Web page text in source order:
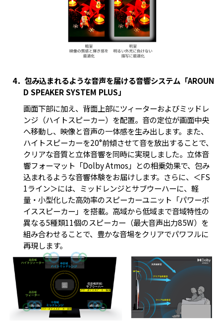
4．包み込まれるような音声を届ける音響システム「AROUN
D SPEAKER SYSTEM PLUS」
画面下部に加え、背面上部にツィーターおよびミッドレ
ンジ（ハイトスピーカー）を配置。音の定位が画面中央
へ移動し、映像と音声の一体感を生み出します。また、
ハイトスピーカーを20°前傾させて音を放出することで、
クリアな音質と立体音響を同時に実現しました。立体音
響フォーマット「Dolby Atmos」との相乗効果で、包み
込まれるような音響体験をお届けします。さらに、＜FS
1ライン＞には、ミッドレンジとサブウーハーに、軽
量・小型化した高効率のスピーカーユニット「パワーボ
イススピーカー」を搭載。高域から低域まで音域特性の
異なる5種類11個のスピーカー（最大音声出力85W）を
組み合わせることで、豊かな音場をクリアでパワフルに
再現します。